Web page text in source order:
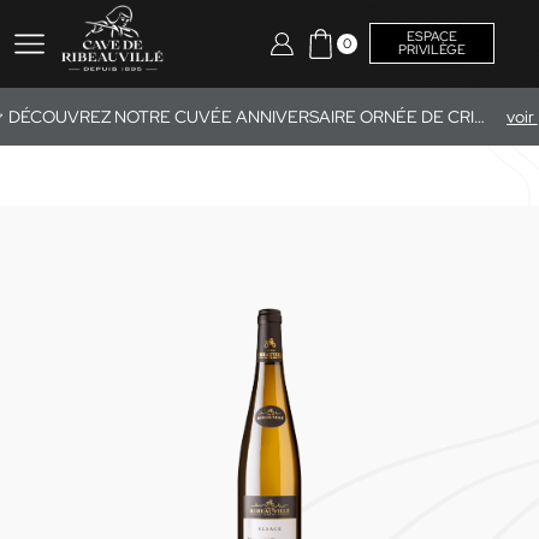
0 ESPACE
PRIVILÈGE
DÉCOUVREZ NOTRE CUVÉE ANNIVERSAIRE ORNÉE DE CRISTAUX SWAROVSKI®.